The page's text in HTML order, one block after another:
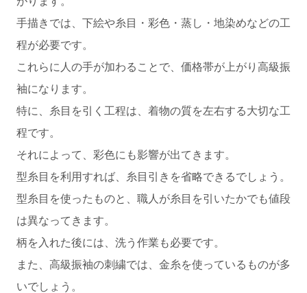
手描きでは、下絵や糸目・彩色・蒸し・地染めなどの工
程が必要です。
これらに人の手が加わることで、価格帯が上がり高級振
袖になります。
特に、糸目を引く工程は、着物の質を左右する大切な工
程です。
それによって、彩色にも影響が出てきます。
型糸目を利用すれば、糸目引きを省略できるでしょう。
型糸目を使ったものと、職人が糸目を引いたかでも値段
は異なってきます。
柄を入れた後には、洗う作業も必要です。
また、高級振袖の刺繍では、金糸を使っているものが多
いでしょう。